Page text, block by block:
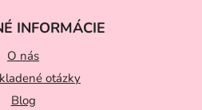
INFORMÁCIE
O nás
otázky
Blog